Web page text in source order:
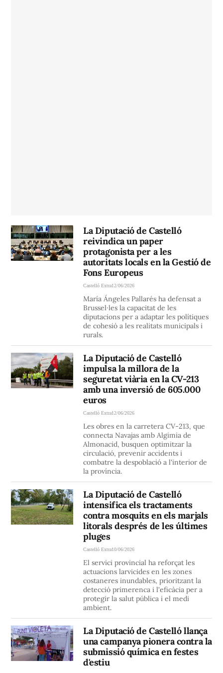
La Diputació de Castelló
reivindica un paper
protagonista per a les
autoritats locals en la Gestió de
Fons Europeus
Castelló Extra12/06/2026
María Ángeles Pallarés ha defensat a
Brussel·les la capacitat de les
diputacions per a adaptar les polítiques
de cohesió a les realitats municipals i
rurals.
La Diputació de Castelló
impulsa la millora de la
seguretat viària en la CV-213
amb una inversió de 605.000
euros
Castelló Extra12/06/2026
Les obres en la carretera CV-213, que
connecta Navajas amb Algimia de
Almonacid, busquen optimitzar la
circulació, prevenir accidents i
combatre la despoblació a l'interior de
la província.
La Diputació de Castelló
intensifica els tractaments
contra mosquits en els marjals
litorals després de les últimes
pluges
Castelló Extra10/06/2026
El servici provincial ha reforçat les
actuacions larvicides en les zones
costaneres inundables, prioritzant la
detecció primerenca i l'eficàcia per a
protegir la salut pública i el medi
ambient.
La Diputació de Castelló llança
una campanya pionera contra la
submissió química en festes
d'estiu